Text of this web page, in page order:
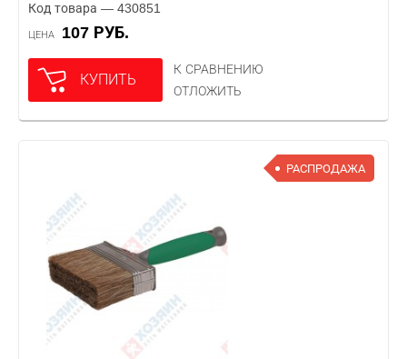
Код товара — 430851
ЦЕНА 107 РУБ.
КУПИТЬ
К СРАВНЕНИЮ
ОТЛОЖИТЬ
РАСПРОДАЖА